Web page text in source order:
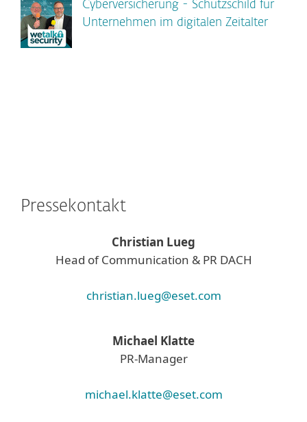
Cyberversicherung - Schutzschild für
Unternehmen im digitalen Zeitalter
Pressekontakt
Christian Lueg
Head of Communication & PR DACH
christian.lueg@eset.com
Michael Klatte
PR-Manager
michael.klatte@eset.com